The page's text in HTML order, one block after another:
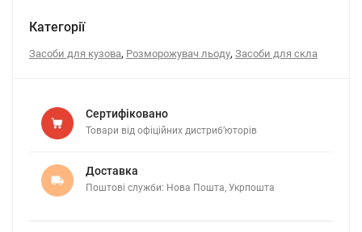
Категорії
Засоби для кузова, Розморожувач льоду, Засоби для скла
Сертифіковано
Товари від офіційних дистриб’юторів
Доставка
Поштові служби: Нова Пошта, Укрпошта